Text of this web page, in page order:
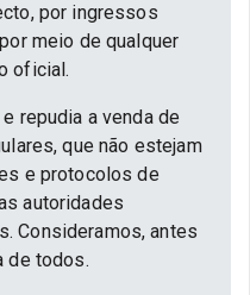
por ingressos
meio de qualquer
oficial.
repudia a venda de
que não estejam
e protocolos de
autoridades
Consideramos, antes
de todos.